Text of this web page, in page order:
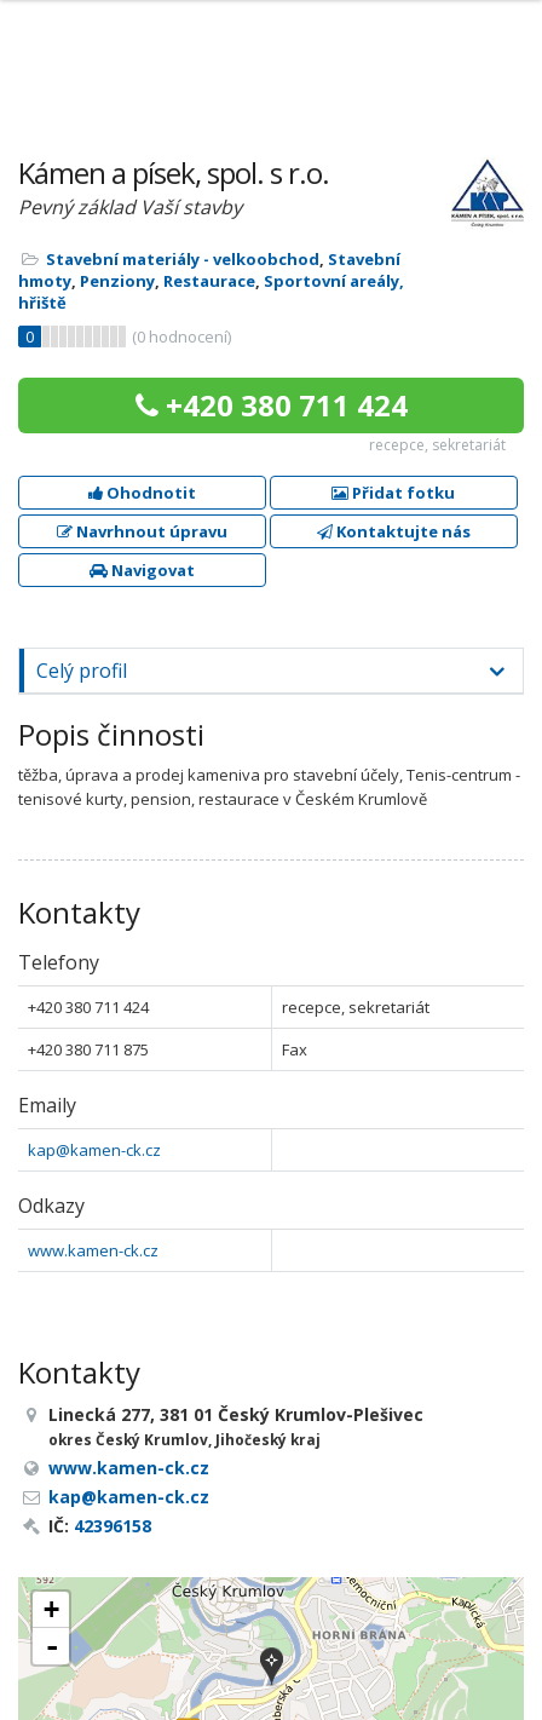
Kámen a písek, spol. s r.o.
Pevný základ Vaší stavby
Stavební materiály - velkoobchod, Stavební
hmoty, Penziony, Restaurace, Sportovní areály,
hřiště
0
(0 hodnocení)
+420 380 711 424
recepce, sekretariát
Ohodnotit
Přidat fotku
Navrhnout úpravu
Kontaktujte nás
Navigovat
Celý profil
Popis činnosti
těžba, úprava a prodej kameniva pro stavební účely, Tenis-centrum -
tenisové kurty, pension, restaurace v Českém Krumlově
Kontakty
Telefony
+420 380 711 424
recepce, sekretariát
+420 380 711 875
Fax
Emaily
kap@kamen-ck.cz
Odkazy
www.kamen-ck.cz
Kontakty
Linecká 277, 381 01 Český Krumlov-Plešivec
okres Český Krumlov, Jihočeský kraj
www.kamen-ck.cz
kap@kamen-ck.cz
IČ: 42396158
+
-